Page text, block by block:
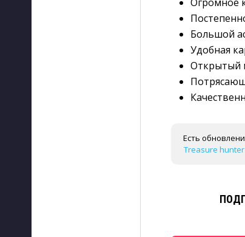
Большой
Удобная
Открытый
Есть
Treasure hunter